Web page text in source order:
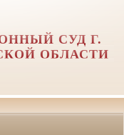
СУД Г.
ОБЛАСТИ